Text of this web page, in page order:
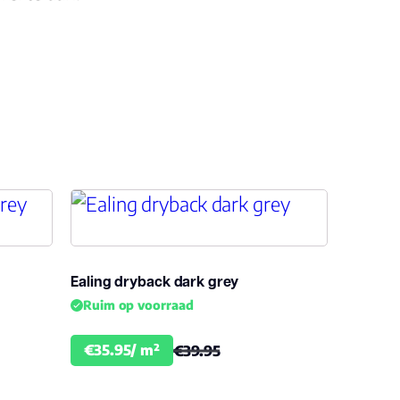
12
Ealing dryback dark grey
Ruim op voorraad
€35.95/ m² €39.95